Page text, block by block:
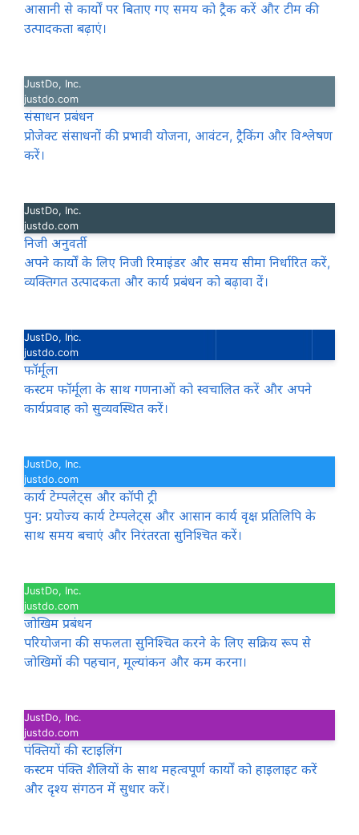
आसानी से कार्यों पर बिताए गए समय को ट्रैक करें और टीम की
उत्पादकता बढ़ाएं।
JustDo, Inc.
justdo.com
संसाधन प्रबंधन
प्रोजेक्ट संसाधनों की प्रभावी योजना, आवंटन, ट्रैकिंग और विश्लेषण
करें।
JustDo, Inc.
justdo.com
निजी अनुवर्ती
अपने कार्यों के लिए निजी रिमाइंडर और समय सीमा निर्धारित करें,
व्यक्तिगत उत्पादकता और कार्य प्रबंधन को बढ़ावा दें।
JustDo, Inc.
justdo.com
फॉर्मूला
कस्टम फॉर्मूला के साथ गणनाओं को स्वचालित करें और अपने
कार्यप्रवाह को सुव्यवस्थित करें।
JustDo, Inc.
justdo.com
कार्य टेम्पलेट्स और कॉपी ट्री
पुन: प्रयोज्य कार्य टेम्पलेट्स और आसान कार्य वृक्ष प्रतिलिपि के
साथ समय बचाएं और निरंतरता सुनिश्चित करें।
JustDo, Inc.
justdo.com
जोखिम प्रबंधन
परियोजना की सफलता सुनिश्चित करने के लिए सक्रिय रूप से
जोखिमों की पहचान, मूल्यांकन और कम करना।
JustDo, Inc.
justdo.com
पंक्तियों की स्टाइलिंग
कस्टम पंक्ति शैलियों के साथ महत्वपूर्ण कार्यों को हाइलाइट करें
और दृश्य संगठन में सुधार करें।